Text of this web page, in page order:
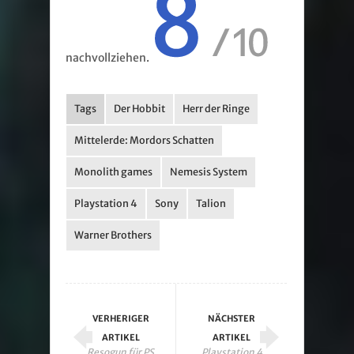
nachvollziehen.
Tags Der Hobbit Herr der Ringe
Mittelerde: Mordors Schatten
Monolith games Nemesis System
Playstation 4 Sony Talion
Warner Brothers
VERHERIGER
ARTIKEL
NÄCHSTER
ARTIKEL